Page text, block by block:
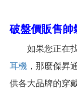
破盤價販售帥
如果您正在
耳機 ，那麼傑昇
供各大品牌的穿